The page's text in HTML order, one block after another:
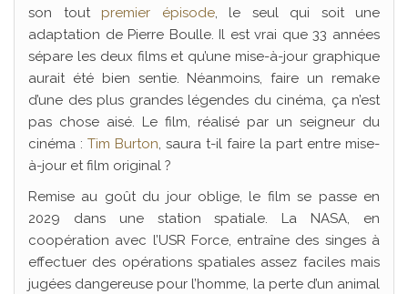
son tout premier épisode, le seul qui soit une
adaptation de Pierre Boulle. Il est vrai que 33 années
sépare les deux films et qu’une mise-à-jour graphique
aurait été bien sentie. Néanmoins, faire un remake
d’une des plus grandes légendes du cinéma, ça n’est
pas chose aisé. Le film, réalisé par un seigneur du
cinéma : Tim Burton, saura t-il faire la part entre mise-
à-jour et film original ?
Remise au goût du jour oblige, le film se passe en
2029 dans une station spatiale. La NASA, en
coopération avec l’USR Force, entraîne des singes à
effectuer des opérations spatiales assez faciles mais
jugées dangereuse pour l’homme, la perte d’un animal